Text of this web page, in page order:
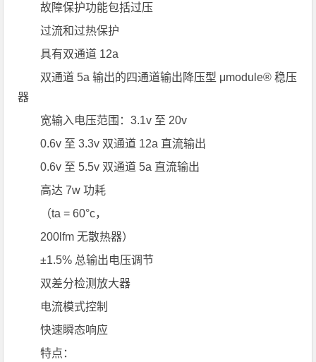
故障保护功能包括过压
过流和过热保护
具有双通道 12a
双通道 5a 输出的四通道输出降压型 μmodule® 稳压
器
宽输入电压范围：3.1v 至 20v
0.6v 至 3.3v 双通道 12a 直流输出
0.6v 至 5.5v 双通道 5a 直流输出
高达 7w 功耗
（ta = 60°c，
200lfm 无散热器）
±1.5% 总输出电压调节
双差分检测放大器
电流模式控制
快速瞬态响应
特点：